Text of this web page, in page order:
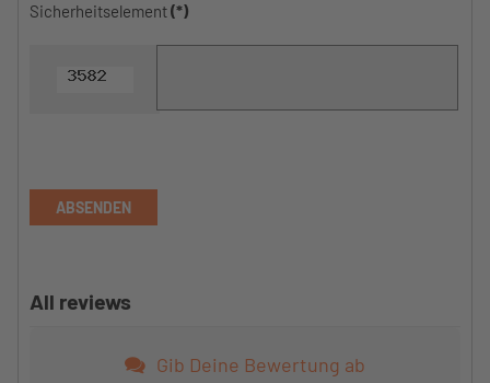
Sicherheitselement(*)
ABSENDEN
All reviews
Gib Deine Bewertung ab